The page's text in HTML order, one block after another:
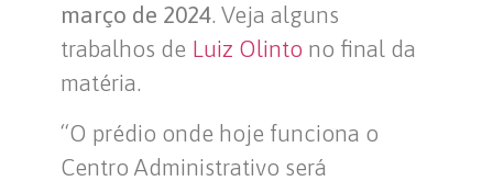
março de 2024. Veja alguns
trabalhos de Luiz Olinto no final da
matéria.
“O prédio onde hoje funciona o
Centro Administrativo será